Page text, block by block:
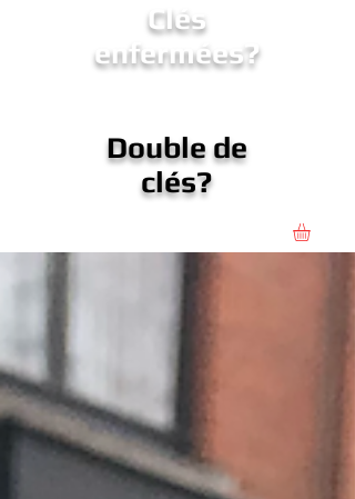
Clés
enfermées?
Double de
clés?